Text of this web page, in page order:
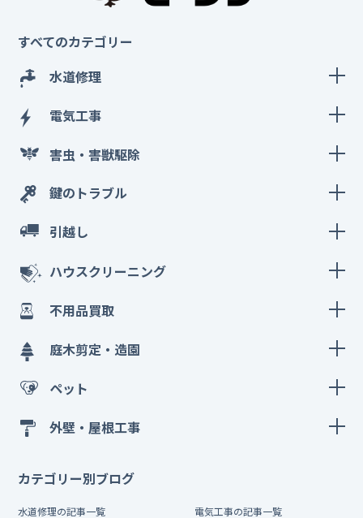
すべてのカテゴリー
水道修理
電気工事
害虫・害獣駆除
鍵のトラブル
引越し
ハウスクリーニング
不用品買取
庭木剪定・造園
ペット
外壁・屋根工事
カテゴリー別ブログ
水道修理の記事一覧 電気工事の記事一覧